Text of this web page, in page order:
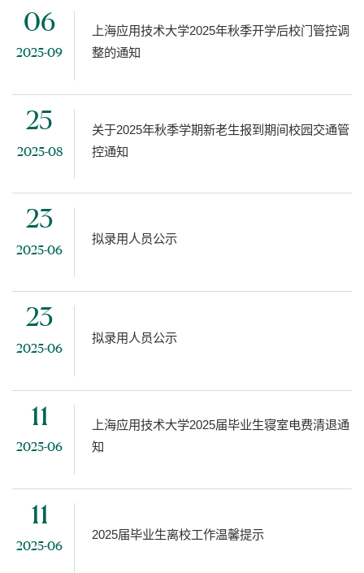
06
2025-09
上海应用技术大学2025年秋季开学后校门管控调
整的通知
25
2025-08
关于2025年秋季学期新老生报到期间校园交通管
控通知
23
2025-06
拟录用人员公示
23
2025-06
拟录用人员公示
11
2025-06
上海应用技术大学2025届毕业生寝室电费清退通
知
11
2025-06
2025届毕业生离校工作温馨提示